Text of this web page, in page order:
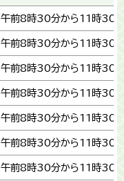
午前8時30分から11時30
午前8時30分から11時30
午前8時30分から11時30
午前8時30分から11時30
午前8時30分から11時30
午前8時30分から11時30
午前8時30分から11時30